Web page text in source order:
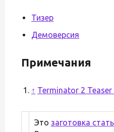
Тизер
Демоверсия
Примечания
↑ Terminator 2
Это заготовка